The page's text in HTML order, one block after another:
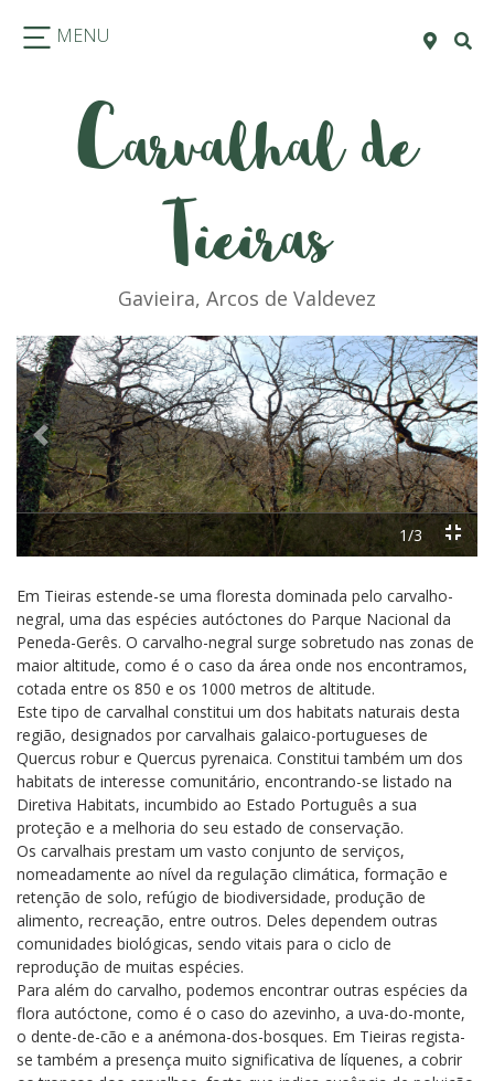
MENU
Carvalhal de
Tieiras
Gavieira, Arcos de Valdevez
1/3
Previous Next
Em Tieiras estende-se uma floresta dominada pelo carvalho-
negral, uma das espécies autóctones do Parque Nacional da
Peneda-Gerês. O carvalho-negral surge sobretudo nas zonas de
maior altitude, como é o caso da área onde nos encontramos,
cotada entre os 850 e os 1000 metros de altitude.
Este tipo de carvalhal constitui um dos habitats naturais desta
região, designados por carvalhais galaico-portugueses de
Quercus robur e Quercus pyrenaica. Constitui também um dos
habitats de interesse comunitário, encontrando-se listado na
Diretiva Habitats, incumbido ao Estado Português a sua
proteção e a melhoria do seu estado de conservação.
Os carvalhais prestam um vasto conjunto de serviços,
nomeadamente ao nível da regulação climática, formação e
retenção de solo, refúgio de biodiversidade, produção de
alimento, recreação, entre outros. Deles dependem outras
comunidades biológicas, sendo vitais para o ciclo de
reprodução de muitas espécies.
Para além do carvalho, podemos encontrar outras espécies da
flora autóctone, como é o caso do azevinho, a uva-do-monte,
o dente-de-cão e a anémona-dos-bosques. Em Tieiras regista-
se também a presença muito significativa de líquenes, a cobrir